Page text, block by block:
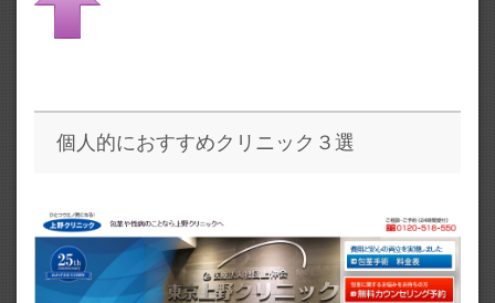
個人的におすすめクリニック３選